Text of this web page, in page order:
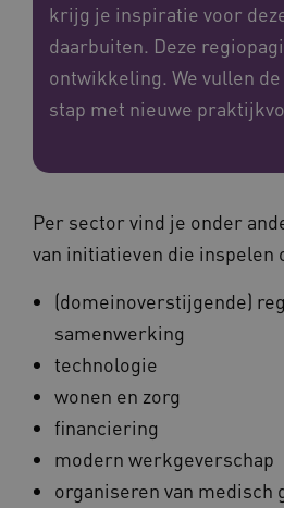
krijg je inspiratie voor
daarbuiten. Deze
ontwikkeling. We vullen
stap met nieuwe
Per sector vind je onder
van initiatieven die inspelen
(domeinoverstijgende)
samenwerking
technologie
wonen en zorg
financiering
modern werkgeverschap
organiseren van medisch